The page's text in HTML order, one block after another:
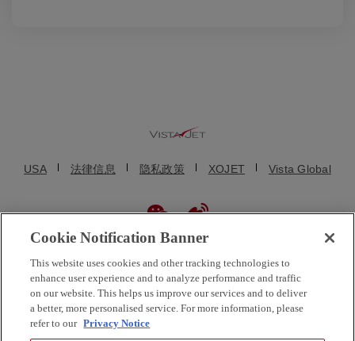
USA 法律信息 隐私政策 XOJET Vista Global
© VistaJet (Beijing) Aviation Service Consulting Co., Ltd. (维捷斯恩(北京)
航空服务咨询有限公司) 2025. 维思达公务机、维思达、维思达公务机标志
均为维思达公务机的注册商标。保留所有权利。维思达公务机及其子公司
都不是直接的美国航空承运人。VistaJet US Inc. 和维思达公务机移动在线
服务有限公司均为临时包机代理商，不运营公务机。VistaJet Limited 是一
家在马耳他成立的欧洲航空公司，持有马耳他航空运营人合格证编号 MT-
Cookie Notification Banner
This website uses cookies and other tracking technologies to
enhance user experience and to analyze performance and traffic
on our website. This helps us improve our services and to deliver
a better, more personalised service. For more information, please
refer to our Privacy Notice